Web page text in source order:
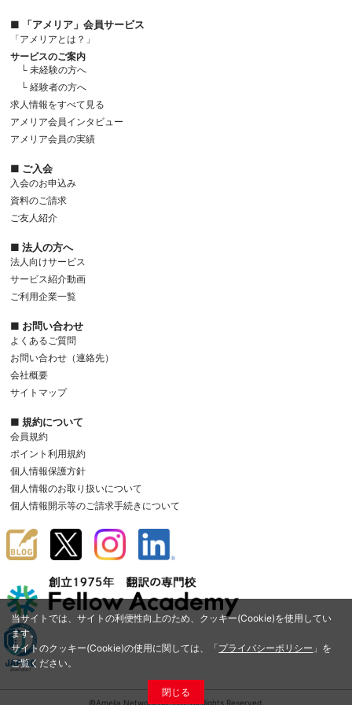
当サイトでは、サイトの利便性向上のため、クッキー(Cookie)を使用してい
ます。
サイトのクッキー(Cookie)の使用に関しては、「プライバシーポリシー 」を
ご覧ください。
閉じる
■ 「アメリア」会員サービス
「アメリアとは？」
サービスのご案内
└ 未経験の方へ
└ 経験者の方へ
求人情報をすべて見る
アメリア会員インタビュー
アメリア会員の実績
■ ご入会
入会のお申込み
資料のご請求
ご友人紹介
■ 法人の方へ
法人向けサービス
サービス紹介動画
ご利用企業一覧
■ お問い合わせ
よくあるご質問
お問い合わせ（連絡先）
会社概要
サイトマップ
■ 規約について
会員規約
ポイント利用規約
個人情報保護方針
個人情報のお取り扱いについて
個人情報開示等のご請求手続きについて
©Amelia Network Co.,Ltd. All Rights Reserved.